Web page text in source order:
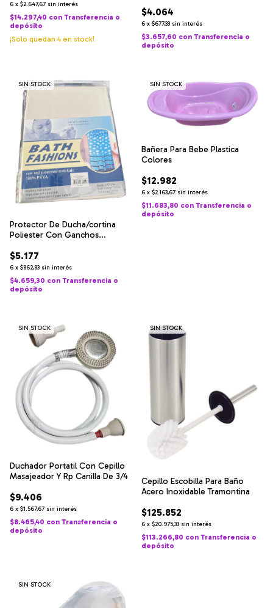
6 x $2.647,67 sin interés
$14.297,40 con Transferencia o
depósito
¡Solo quedan 4en stock!
$4.064
6 x $677,33 sin interés
$3.657,60 con Transferencia o
depósito
SIN STOCK
Protector De Ducha/cortina
Poliester Con Ganchos
$5.177
6 x $862,83 sin interés
$4.659,30 con Transferencia o
depósito
SIN STOCK
Bañera Para Bebe Plastica
Colores
$12.982
6 x $2.163,67 sin interés
$11.683,80 con Transferencia o
depósito
SIN STOCK
Duchador Portatil Con Cepillo
Masajeador Y Rp Canilla De 3/4
$9.406
6 x $1.567,67 sin interés
$8.465,40 con Transferencia o
depósito
SIN STOCK
Cepillo Escobilla Para Baño
Acero Inoxidable Tramontina
$125.852
6 x $20.975,33 sin interés
$113.266,80 con Transferencia o
depósito
SIN STOCK